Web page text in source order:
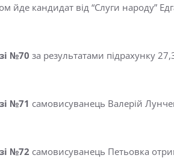
йде кандидат від “Слуги народу”
№70 за результатами підрахунку
№71 самовисуванець Валерій
№72 самовисуванець Петьовка